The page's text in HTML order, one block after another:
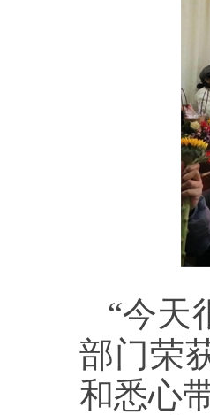
“今天
部门荣
和悉心